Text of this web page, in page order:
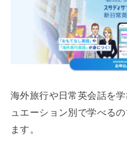
海外旅行や日常英会話を
ュエーション別で学べる
ます。